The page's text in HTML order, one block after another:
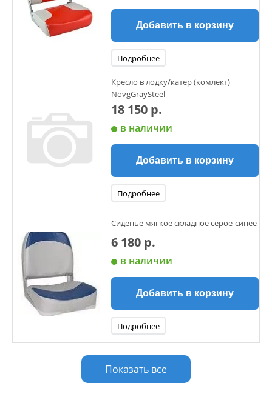
Добавить в корзину
Подробнее
Кресло в лодку/катер (комлект)
NovgGraySteel
18 150 р.
в наличии
Добавить в корзину
Подробнее
Сиденье мягкое складное серое-синее
6 180 р.
в наличии
Добавить в корзину
Подробнее
Показать все